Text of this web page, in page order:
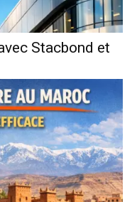
Stacbond et